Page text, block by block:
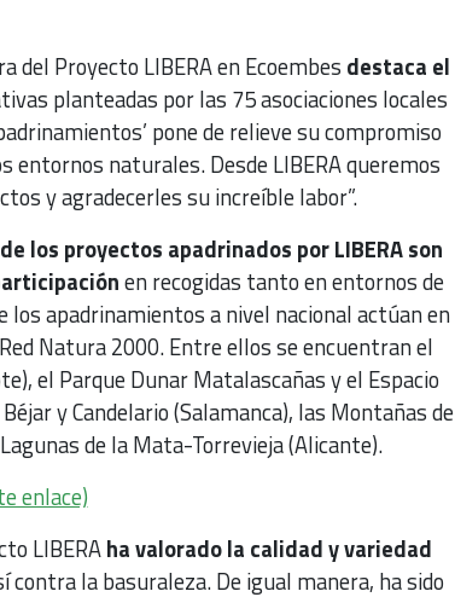
del Proyecto LIBERA en Ecoembes destaca el
planteadas por las 75 asociaciones locales
pone de relieve su compromiso
entornos naturales. Desde LIBERA queremos
y agradecerles su increíble labor”.
los proyectos apadrinados por LIBERA son
en recogidas tanto en entornos de
los apadrinamientos a nivel nacional actúan en
Natura 2000. Entre ellos se encuentran el
el Parque Dunar Matalascañas y el Espacio
y Candelario (Salamanca), las Montañas de
de la Mata-Torrevieja (Alicante).
enlace)
LIBERAha valorado la calidad y variedad
la basuraleza. De igual manera, ha sido